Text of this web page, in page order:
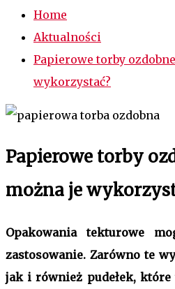
Home
Aktualności
Papierowe torby
wykorzystać?
Papierowe torby
można je
Opakowania tekturowe
zastosowanie. Zarówno te
jak i również pudełek,